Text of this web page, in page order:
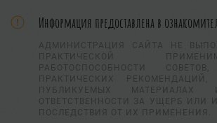
Информация предоставлена в
АДМИНИСТРАЦИЯ САЙТА НЕ
ПРАКТИЧЕСКОЙ
РАБОТОСПОСОБНОСТИ
ПРАКТИЧЕСКИХ
ПУБЛИКУЕМЫХ
ОТВЕТСТВЕННОСТИ ЗА УЩЕРБ ИЛИ
ПОСЛЕДСТВИЯ ОТ ИХ ПРИМЕНЕНИЯ.